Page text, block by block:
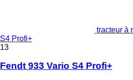
tracteur à
S4 Profi+
13
Fendt 933 Vario S4 Profi+